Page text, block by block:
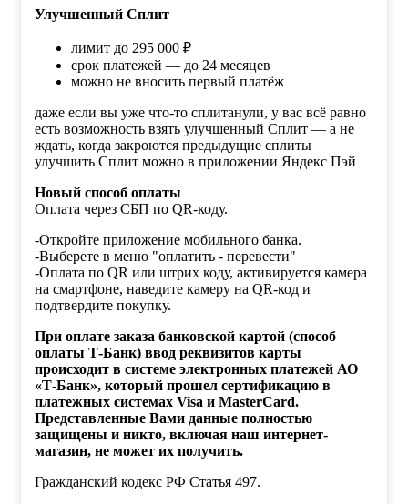
Улучшенный Сплит
лимит до 295 000 ₽
срок платежей — до 24 месяцев
можно не вносить первый платёж
даже если вы уже что-то сплитанули, у вас всё равно
есть возможность взять улучшенный Сплит — а не
ждать, когда закроются предыдущие сплиты
улучшить Сплит можно в приложении Яндекс Пэй
Новый способ оплаты
Оплата через СБП по QR-коду.
-Откройте приложение мобильного банка.
-Выберете в меню "оплатить - перевести"
-Оплата по QR или штрих коду, активируется камера
на смартфоне, наведите камеру на QR-код и
подтвердите покупку.
При оплате заказа банковской картой (способ
оплаты Т-Банк) ввод реквизитов карты
происходит в системе электронных платежей АО
«Т-Банк», который прошел сертификацию в
платежных системах Visa и MasterCard.
Представленные Вами данные полностью
защищены и никто, включая наш интернет-
магазин, не может их получить.
Гражданский кодекс РФ Статья 497.